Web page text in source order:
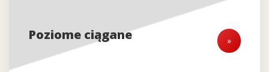
»
Poziome ciągane